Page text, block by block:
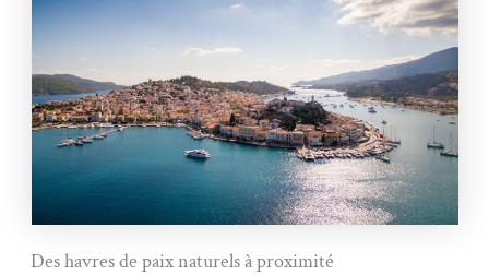
Des havres de paix naturels à proximité